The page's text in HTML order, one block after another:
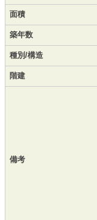
面積
築年数
種別/構造
階建
備考